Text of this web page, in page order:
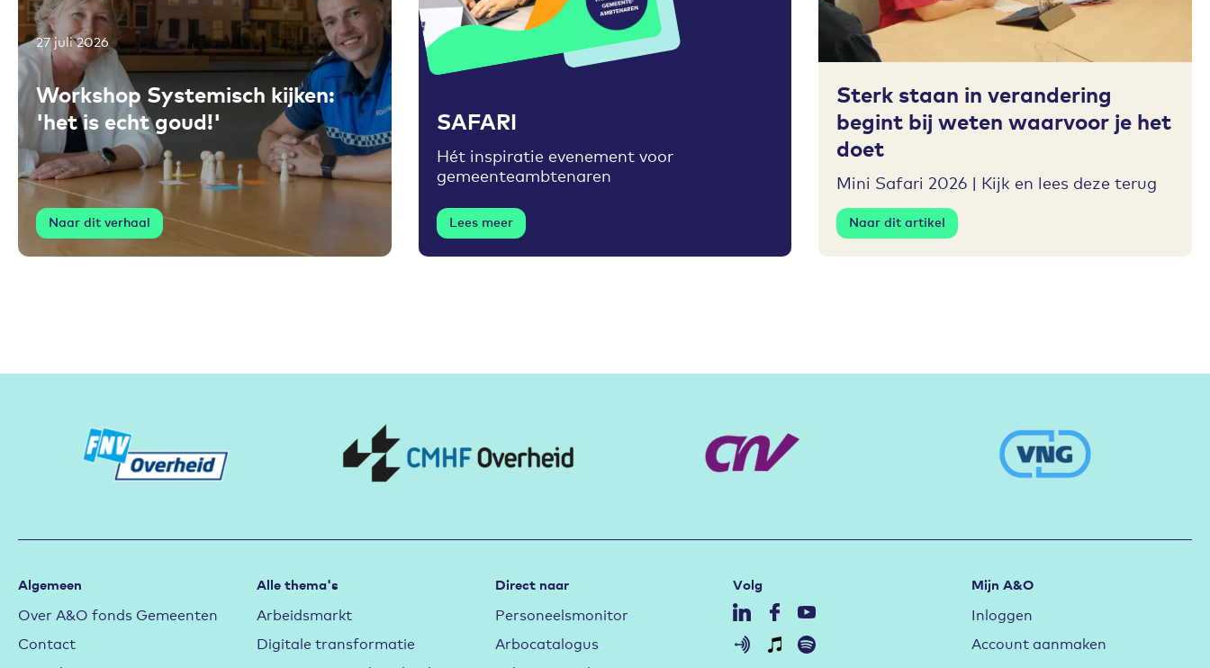
Toevoegen aan favorieten
27 juli 2026
Workshop Systemisch kijken:
'het is echt goud!'
Naar dit verhaal
Toevoegen aan favorieten
SAFARI
Hét inspiratie evenement voor
gemeenteambtenaren
Lees meer
Toevoegen aan favorieten
Sterk staan in verandering
begint bij weten waarvoor je het
doet
Mini Safari 2026 | Kijk en lees deze terug
Naar dit artikel
Algemeen
Over A&O fonds Gemeenten
Contact
Alle thema's
Arbeidsmarkt
Digitale transformatie
Direct naar
Personeelsmonitor
Arbocatalogus
Volg Mijn A&O
Inloggen
Account aanmaken